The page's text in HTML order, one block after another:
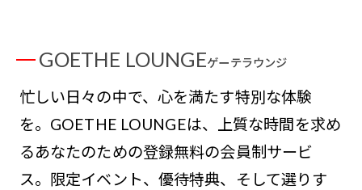
GOETHE LOUNGEゲーテラウンジ
忙しい日々の中で、心を満たす特別な体験
を。GOETHE LOUNGEは、上質な時間を求め
るあなたのための登録無料の会員制サービ
ス。限定イベント、優待特典、そして選りす